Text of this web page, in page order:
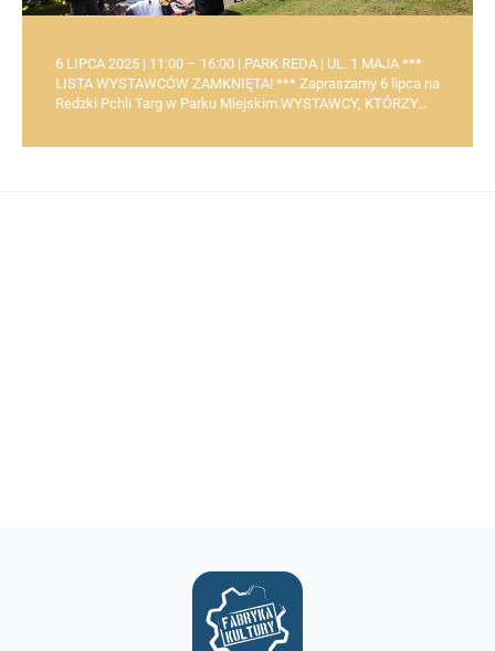
6 LIPCA 2025 | 11:00 – 16:00 | PARK REDA | UL. 1 MAJA ***
LISTA WYSTAWCÓW ZAMKNIĘTA! *** Zapraszamy 6 lipca na
Redzki Pchli Targ w Parku Miejskim.WYSTAWCY, KTÓRZY…